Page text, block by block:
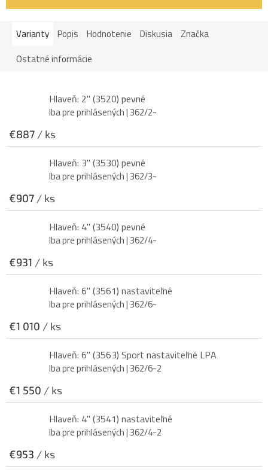
Varianty Popis Hodnotenie Diskusia
Značka
Ostatné informácie
Hlaveň: 2" (3520) pevné
Iba pre prihlásených| 362/2-
€887 / ks
Hlaveň: 3" (3530) pevné
Iba pre prihlásených| 362/3-
€907 / ks
Hlaveň: 4" (3540) pevné
Iba pre prihlásených| 362/4-
€931 / ks
Hlaveň: 6" (3561) nastaviteľné
Iba pre prihlásených| 362/6-
€1 010 / ks
Hlaveň: 6" (3563) Sport nastaviteľné LPA
Iba pre prihlásených| 362/6-2
€1 550 / ks
Hlaveň: 4" (3541) nastaviteľné
Iba pre prihlásených| 362/4-2
€953 / ks